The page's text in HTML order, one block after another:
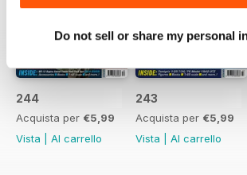
Do not sell or share my personal
244
Acquista per €5,99
Vista
Al carrello
243
Acquista per €5,99
Vista
Al carrello